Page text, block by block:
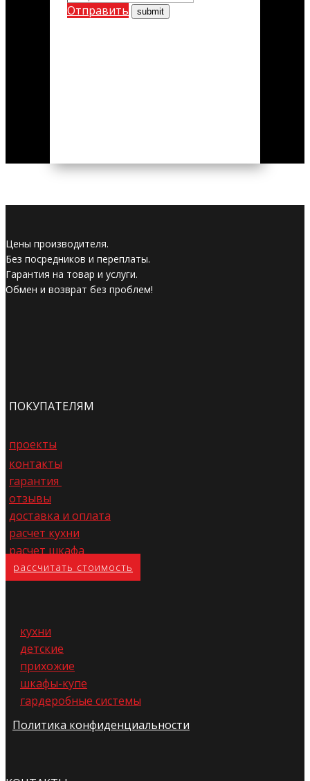
Отправить
Цены производителя.
Без посредников и переплаты.
Гарантия на товар и услуги.
Обмен и возврат без проблем!
ПОКУПАТЕЛЯМ
проекты
контакты
гарантия
отзывы
доставка и оплата
расчет кухни
расчет шкафа
расс​читать стоимость
кухни
детские
прихожие
шкафы-купе
гардеробные системы
Политика конфиденциальности